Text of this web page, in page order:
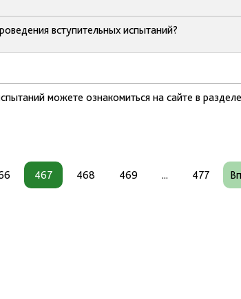
вступительных испытаний?
можете ознакомиться на сайте в
467 468 469 ... 477